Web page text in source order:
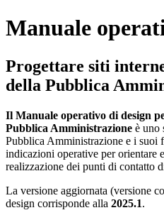
Manuale
Progettare siti
della Pubblica
Il Manuale operativo di design
Pubblica Amministrazione è uno
Pubblica Amministrazione e i suoi
indicazioni operative per orientare
realizzazione dei punti di contatto
La versione aggiornata (versione
design corrisponde alla 2025.1.